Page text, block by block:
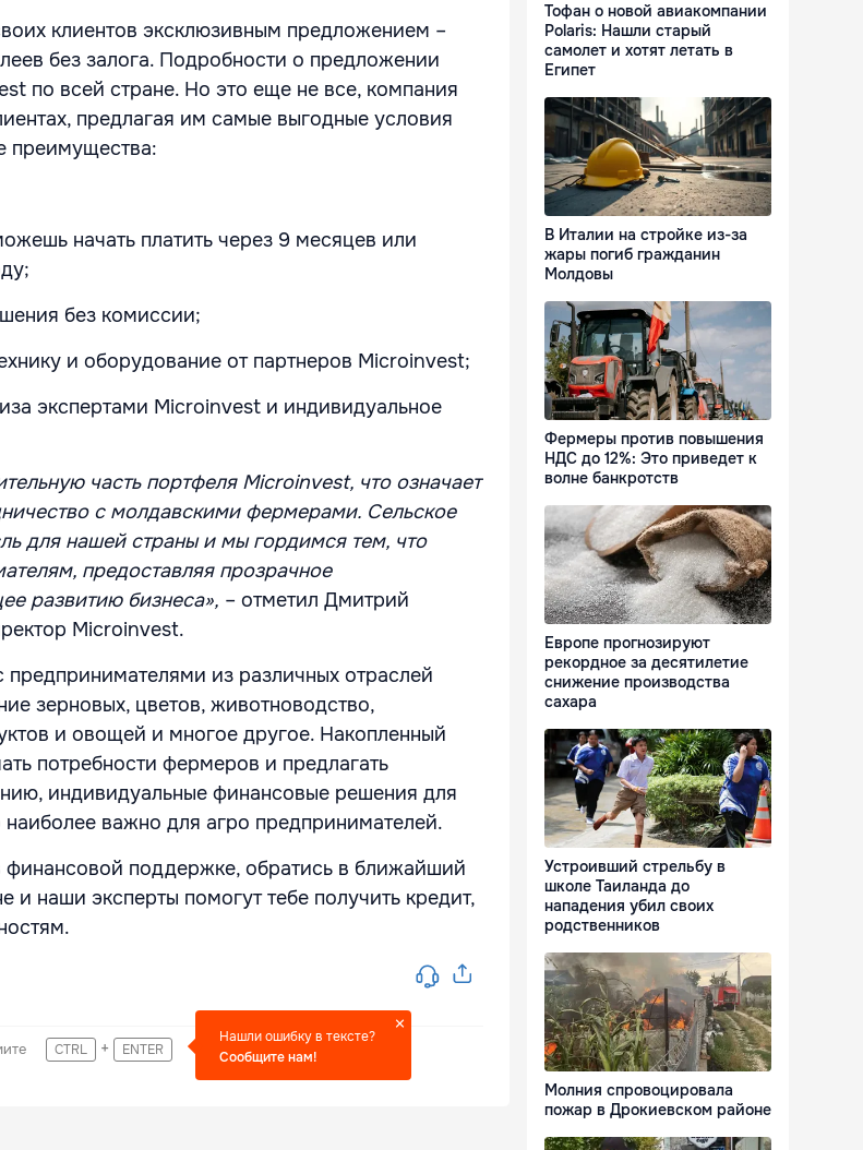
клиентов эксклюзивным предложением –
без залога. Подробности о предложении
по всей стране. Но это еще не все, компания
предлагая им самые выгодные условия
преимущества:
начать платить через 9 месяцев или
без комиссии;
и оборудование от партнеров Microinvest;
экспертами Microinvest и индивидуальное
часть портфеля Microinvest, что означает
с молдавскими фермерами. Сельское
для нашей страны и мы гордимся тем, что
предоставляя прозрачное
развитию бизнеса», – отметил Дмитрий
Microinvest.
предпринимателями из различных отраслей
зерновых, цветов, животноводство,
и овощей и многое другое. Накопленный
потребности фермеров и предлагать
индивидуальные финансовые решения для
наиболее важно для агро предпринимателей.
поддержке, обратись в ближайший
и наши эксперты помогут тебе получить кредит,
CTRL + ENTER
Нашли ошибку в тексте?
Сообщите нам!
Тофан о новой авиакомпании
Polaris: Нашли старый
самолет и хотят летать в
Египет
В Италии на стройке из-за
жары погиб гражданин
Молдовы
Фермеры против повышения
НДС до 12%: Это приведет к
волне банкротств
Европе прогнозируют
рекордное за десятилетие
снижение производства
сахара
Устроивший стрельбу в
школе Таиланда до
нападения убил своих
родственников
Молния спровоцировала
пожар в Дрокиевском районе